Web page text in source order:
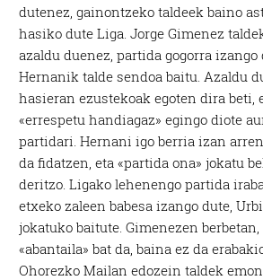
dutenez, gainontzeko taldeek baino
hasiko dute Liga. Jorge Gimenez
azaldu duenez, partida gogorra izango
Hernanik talde sendoa baitu. Azaldu
hasieran ezustekoak egoten dira beti,
«errespetu handiagaz» egingo diote
partidari. Hernani igo berria izan
da fidatzen, eta «partida ona» jokatu
deritzo. Ligako lehenengo partida
etxeko zaleen babesa izango dute,
jokatuko baitute. Gimenezen
«abantaila» bat da, baina ez da
Ohorezko Mailan edozein taldek